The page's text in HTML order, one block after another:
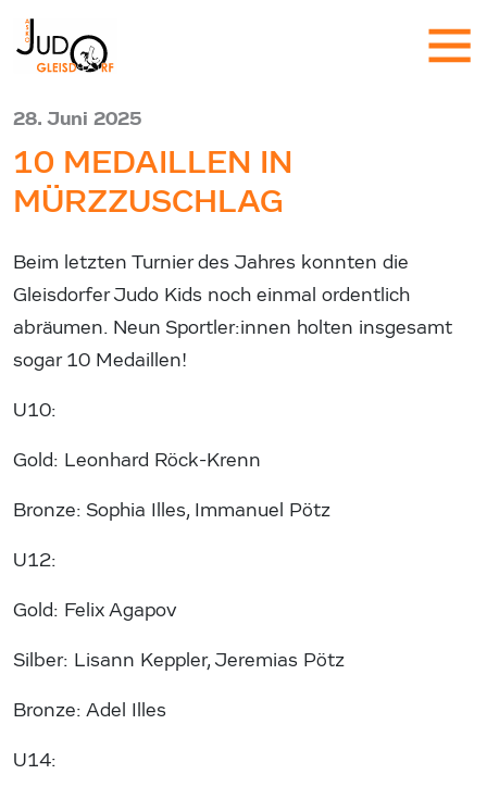
28. Juni 2025
10 MEDAILLEN IN
MÜRZZUSCHLAG
Beim letzten Turnier des Jahres konnten die
Gleisdorfer Judo Kids noch einmal ordentlich
abräumen. Neun Sportler:innen holten insgesamt
sogar 10 Medaillen!
U10:
Gold: Leonhard Röck-Krenn
Bronze: Sophia Illes, Immanuel Pötz
U12:
Gold: Felix Agapov
Silber: Lisann Keppler, Jeremias Pötz
Bronze: Adel Illes
U14: